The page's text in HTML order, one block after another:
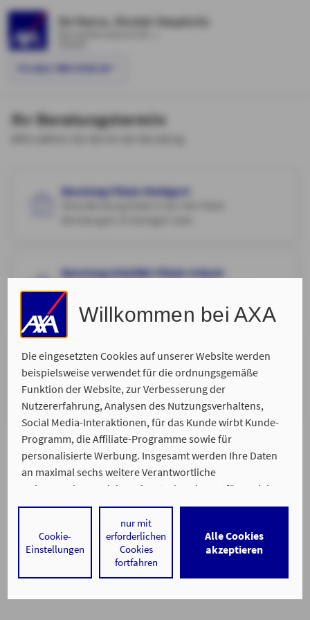
Willkommen bei AXA
Die eingesetzten Cookies auf unserer Website werden
beispielsweise verwendet für die ordnungsgemäße
Funktion der Website, zur Verbesserung der
Nutzererfahrung, Analysen des Nutzungsverhaltens,
Social Media-Interaktionen, für das Kunde wirbt Kunde-
Programm, die Affiliate-Programme sowie für
personalisierte Werbung. Insgesamt werden Ihre Daten
an maximal sechs weitere Verantwortliche
weitergegeben. Bei dem Einsatz der Dienste für Social
Media-Interaktionen und personalisierte Werbung
werden regelmäßig durch den jeweiligen Anbieter
individuelle Profile angelegt und mit Daten von anderen
Webseiten zu umfassenden Nutzungsprofilen von Ihnen
Alle Cookies
akzeptieren
nur mit
erforderlichen
Cookies
fortfahren
Cookie-
Einstellungen
De Marco, Nicolai Hauptsitz
FILIALE WECHSELN
Ihr Beratungstermin
Beratung Filiale Stuttgart
Beratung AXA/DBV Filiale Urbach
Konrad-Hornschuch-Str. 1 in Urbach statt.
Telefonisch
Wir rufen Sie zurück. Bitte suchen Sie sich Ihren
Wunschtermin aus, zu dem wir Sie telefonisch
Ein Service von
ImpressumDatenschutz Barrierefreiheit